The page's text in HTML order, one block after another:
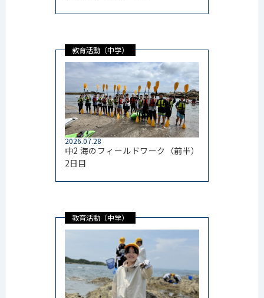
教育活動（中学）
2026.07.28
中2 海のフィールドワーク（前半）
2日目
教育活動（中学）